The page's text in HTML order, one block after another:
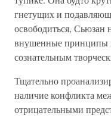
гнетущих и
освободиться,
внушенные принципы
сознательным
Тщательно
наличие конфликта
отрицательными